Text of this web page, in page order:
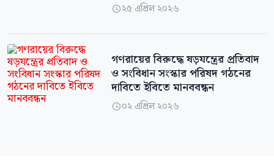
২৫ এপ্রিল ২০২৬
গণরায়ের বিরুদ্ধে ষড়যন্ত্রের প্রতিবাদ
ও সংবিধান সংস্কার পরিষদ গঠনের
দাবিতে ইবিতে মানববন্ধন
০২ এপ্রিল ২০২৬